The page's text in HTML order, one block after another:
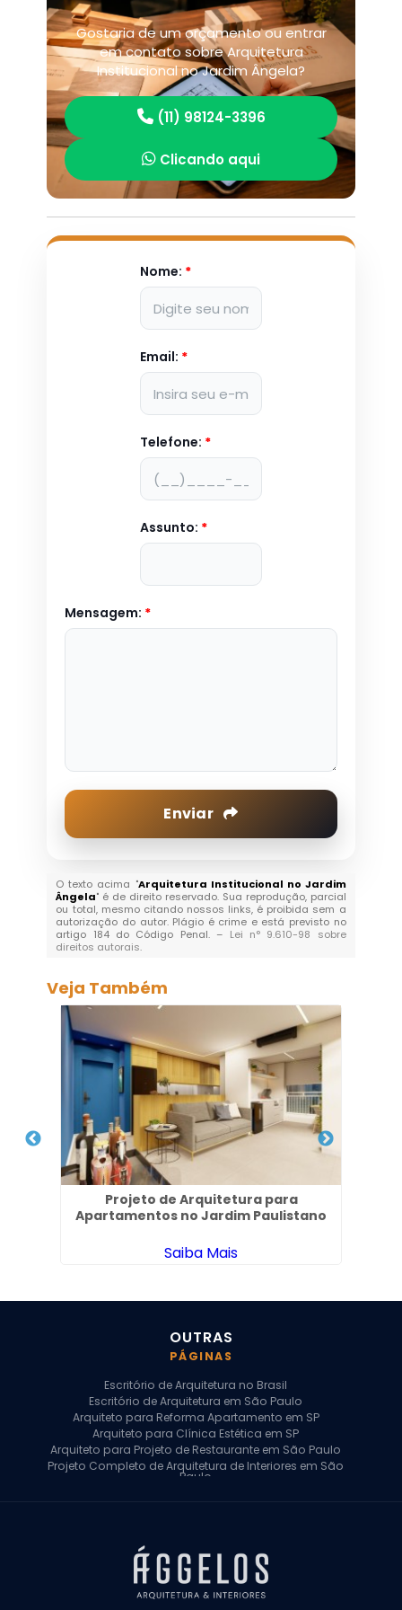
Gostaria de um orçamento ou entrar
em contato sobre Arquitetura
Institucional no Jardim Ângela?
(11) 98124-3396
Clicando aqui
Nome: *
Email: *
Telefone: *
Assunto: *
Mensagem: *
Enviar
O texto acima "Arquitetura Institucional no Jardim
Ângela" é de direito reservado. Sua reprodução, parcial
ou total, mesmo citando nossos links, é proibida sem a
autorização do autor. Plágio é crime e está previsto no
artigo 184 do Código Penal. – Lei n° 9.610-98 sobre
direitos autorais.
Veja Também
Projeto de Arquitetura para
Apartamentos no Jardim Paulistano
Saiba Mais
OUTRAS
PÁGINAS
Escritório de Arquitetura no Brasil
Escritório de Arquitetura em São Paulo
Arquiteto para Reforma Apartamento em SP
Arquiteto para Clínica Estética em SP
Arquiteto para Projeto de Restaurante em São Paulo
Projeto Completo de Arquitetura de Interiores em São
Paulo
Arquiteto para Projeto Comercial em São Paulo
Arquiteto Comercial
Arquiteto para Reforma de Apartamento
Arquiteto para Reforma Residencial